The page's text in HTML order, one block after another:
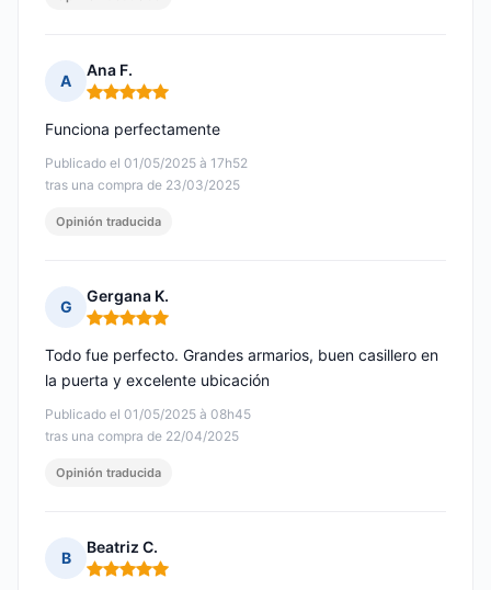
A
Ana F.
Nota: 5 de 5
Publicado el 01/05/2025 à 17h52
tras una compra de 23/03/2025
Funciona perfectamente
Opinión traducida
G
Gergana K.
Nota: 5 de 5
Publicado el 01/05/2025 à 08h45
tras una compra de 22/04/2025
Todo fue perfecto. Grandes armarios, buen casillero en
la puerta y excelente ubicación
Opinión traducida
B
Beatriz C.
Nota: 5 de 5